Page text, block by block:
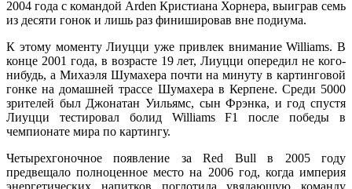
2004 года с командой Arden Кристиана Хорнера, выиграв семь
из десяти гонок и лишь раз финишировав вне подиума.
К этому моменту Лиуцци уже привлек внимание Williams. В
конце 2001 года, в возрасте 19 лет, Лиуцци опередил не кого-
нибудь, а Михаэля Шумахера почти на минуту в картинговой
гонке на домашней трассе Шумахера в Керпене. Среди 5000
зрителей был Джонатан Уильямс, сын Фрэнка, и год спустя
Лиуцци тестировал болид Williams F1 после победы в
чемпионате мира по картингу.
Четырехгоночное появление за Red Bull в 2005 году
предвещало полноценное место на 2006 год, когда империя